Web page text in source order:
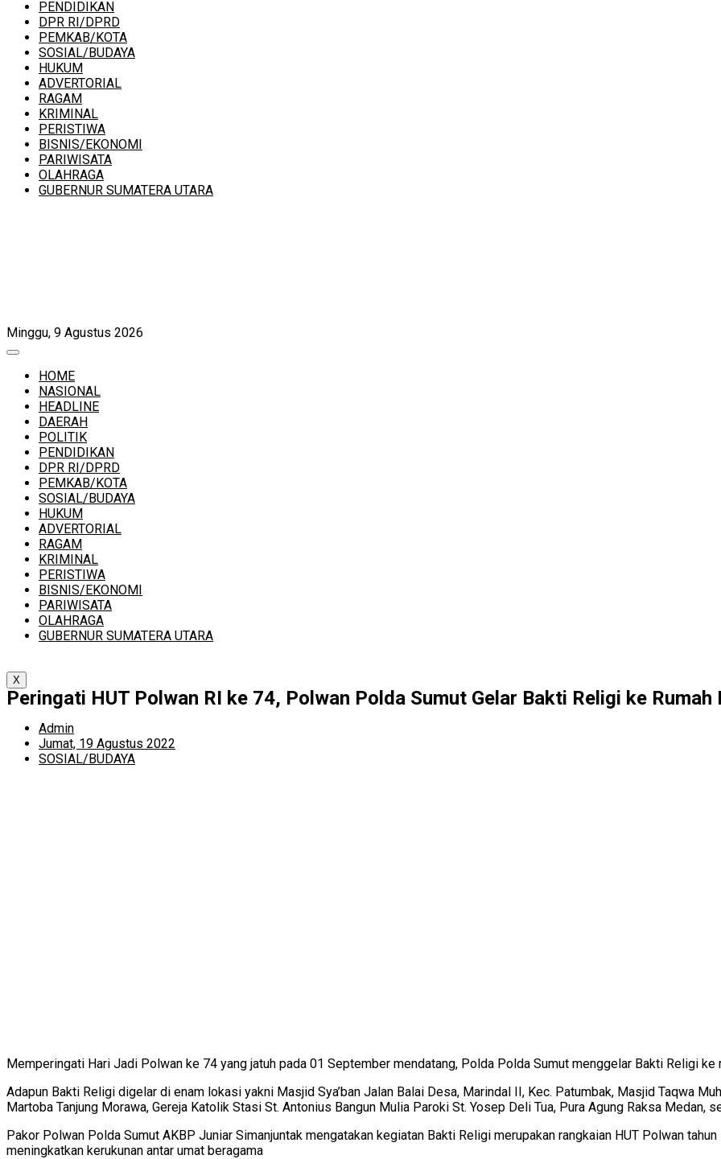
PENDIDIKAN
DPR RI/DPRD
PEMKAB/KOTA
SOSIAL/BUDAYA
HUKUM
ADVERTORIAL
RAGAM
KRIMINAL
PERISTIWA
BISNIS/EKONOMI
PARIWISATA
OLAHRAGA
GUBERNUR SUMATERA UTARA
Minggu, 9 Agustus 2026
HOME
NASIONAL
HEADLINE
DAERAH
POLITIK
PENDIDIKAN
DPR RI/DPRD
PEMKAB/KOTA
SOSIAL/BUDAYA
HUKUM
ADVERTORIAL
RAGAM
KRIMINAL
PERISTIWA
BISNIS/EKONOMI
PARIWISATA
OLAHRAGA
GUBERNUR SUMATERA UTARA
X
Peringati HUT Polwan RI ke 74, Polwan Polda Sumut Gelar Bakti Religi ke Rumah
Admin
Jumat, 19 Agustus 2022
SOSIAL/BUDAYA
Memperingati Hari Jadi Polwan ke 74 yang jatuh pada 01 September mendatang, Polda Polda Sumut menggelar Bakti Religi
Adapun Bakti Religi digelar di enam lokasi yakni Masjid Sya’ban Jalan Balai Desa, Marindal II, Kec. Patumbak, Masjid Taqwa
Martoba Tanjung Morawa, Gereja Katolik Stasi St. Antonius Bangun Mulia Paroki St. Yosep Deli Tua, Pura Agung Raksa Medan,
Pakor Polwan Polda Sumut AKBP Juniar Simanjuntak mengatakan kegiatan Bakti Religi merupakan rangkaian HUT Polwan
meningkatkan kerukunan antar umat beragama